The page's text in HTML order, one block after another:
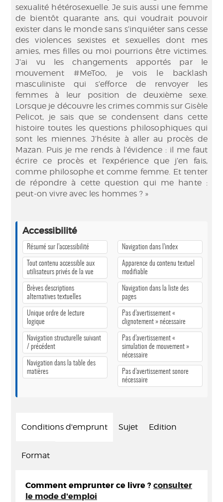
sexualité hétérosexuelle. Je suis aussi une femme
de bientôt quarante ans, qui voudrait pouvoir
exister dans le monde sans s’inquiéter sans cesse
des violences sexistes et sexuelles dont mes
amies, mes filles ou moi pourrions être victimes.
J’ai vu les changements apportés par le
mouvement #MeToo, je vois le backlash
masculiniste qui s’efforce de renvoyer les
femmes à leur position de deuxième sexe.
Lorsque je découvre les crimes commis sur Gisèle
Pelicot, je sais que se condensent dans cette
histoire toutes les questions philosophiques qui
sont les miennes. J’hésite à aller au procès de
Mazan. Puis je me rends à l’évidence : il me faut
écrire ce procès et l’expérience que j’en fais,
comme philosophe et comme femme. Et tenter
de répondre à cette question qui me hante :
peut-on vivre avec les hommes ? »
Accessibilité
Résumé sur l’accessibilité
Tout contenu accessible aux
utilisateurs privés de la vue
Brèves descriptions
alternatives textuelles
Unique ordre de lecture
logique
Navigation structurelle suivant
/ précédent
Navigation dans la table des
matières
Navigation dans l’index
Apparence du contenu textuel
modifiable
Navigation dans la liste des
pages
Pas d’avertissement «
clignotement » nécessaire
Pas d’avertissement «
simulation de mouvement »
nécessaire
Pas d’avertissement sonore
nécessaire
Conditions d'emprunt Sujet Edition
Format
Comment emprunter ce livre ? consulter
le mode d'emploi